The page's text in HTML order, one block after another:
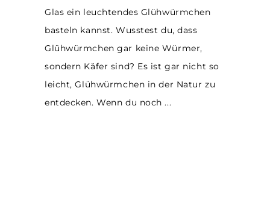
Glas ein leuchtendes Glühwürmchen
basteln kannst. Wusstest du, dass
Glühwürmchen gar keine Würmer,
sondern Käfer sind? Es ist gar nicht so
leicht, Glühwürmchen in der Natur zu
entdecken. Wenn du noch